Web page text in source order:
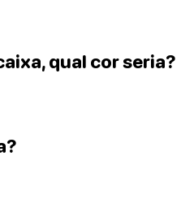
qual cor seria?